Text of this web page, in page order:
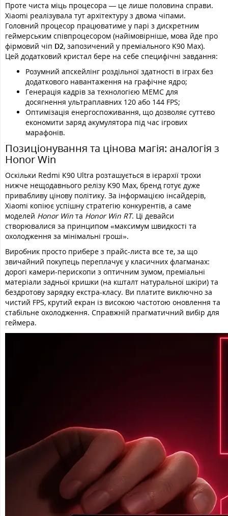
Проте чиста міць процесора — це лише половина справи.
Xiaomi реалізувала тут архітектуру з двома чіпами.
Головний процесор працюватиме у парі з дискретним
геймерським співпроцесором (найімовірніше, мова йде про
фірмовий чіп D2, запозичений у преміального K90 Max).
Цей додатковий кристал бере на себе специфічні завдання:
Розумний апскейлінг роздільної здатності в іграх без
додаткового навантаження на графічне ядро;
Генерація кадрів за технологією MEMC для
досягнення ультраплавних 120 або 144 FPS;
Оптимізація енергоспоживання, що дозволяє суттєво
економити заряд акумулятора під час ігрових
марафонів.
Позиціонування та цінова магія: аналогія з
Honor Win
Оскільки Redmi K90 Ultra розташується в ієрархії трохи
нижче нещодавнього релізу K90 Max, бренд готує дуже
привабливу цінову політику. За інформацією інсайдерів,
Xiaomi копіює успішну стратегію конкурентів, а саме
моделей Honor Win та Honor Win RT. Ці девайси
створювалися за принципом «максимум швидкості та
охолодження за мінімальні гроші».
Виробник просто прибере з прайс-листа все те, за що
звичайний покупець переплачує у класичних флагманах:
дорогі камери-перископи з оптичним зумом, преміальні
матеріали задньої кришки (на кшталт натуральної шкіри) та
бездротову зарядку екстра-класу. Ви платите виключно за
чистий FPS, крутий екран із високою частотою оновлення та
стабільне охолодження. Справжній прагматичний вибір для
геймера.